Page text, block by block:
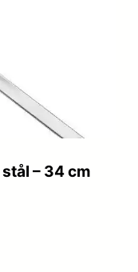
– 34 cm